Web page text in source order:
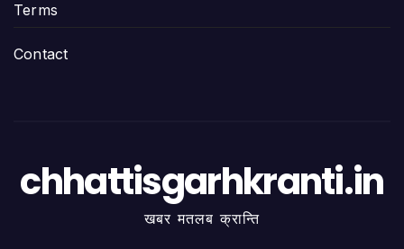
Terms
Contact
chhattisgarhkranti.in
खबर मतलब क्रान्ति